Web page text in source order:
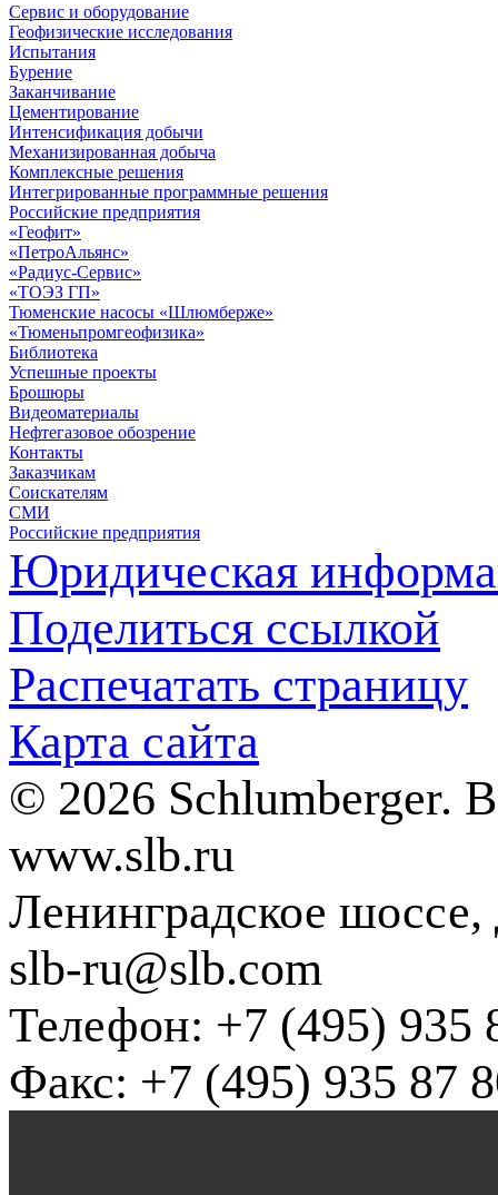
Сервис и оборудование
Геофизические исследования
Испытания
Бурение
Заканчивание
Цементирование
Интенсификация добычи
Механизированная добыча
Комплексные решения
Интегрированные программные решения
Российские предприятия
«Геофит»
«ПетроАльянс»
«Радиус-Сервис»
«ТОЭЗ ГП»
Тюменские насосы «Шлюмберже»
«Тюменьпромгеофизика»
Библиотека
Успешные проекты
Брошюры
Видеоматериалы
Нефтегазовое обозрение
Контакты
Заказчикам
Соискателям
СМИ
Российские предприятия
Юридическая
Поделиться ссылкой
Распечатать страницу
Карта сайта
© 2026 Schlumberger.
www.slb.ru
Ленинградское
slb-ru@slb.com
Телефон: +7 (495) 935
Факс: +7 (495) 935 87